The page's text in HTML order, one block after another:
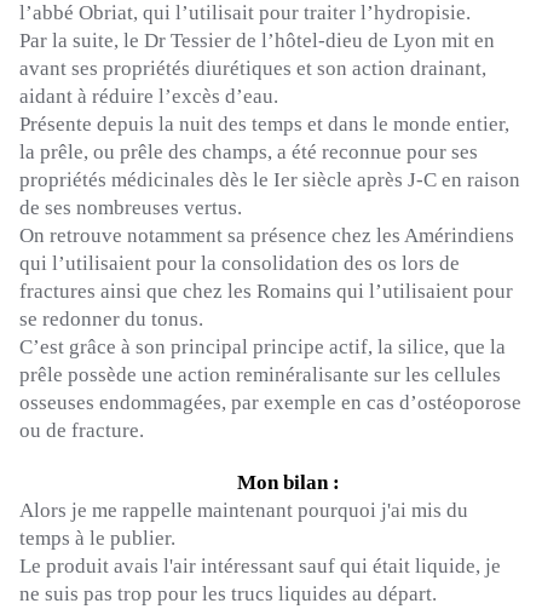
l’abbé Obriat, qui l’utilisait pour traiter l’hydropisie.
Par la suite, le Dr Tessier de l’hôtel-dieu de Lyon mit en
avant ses propriétés diurétiques et son action drainant,
aidant à réduire l’excès d’eau.
Présente depuis la nuit des temps et dans le monde entier,
la prêle, ou prêle des champs, a été reconnue pour ses
propriétés médicinales dès le Ier siècle après J-C en raison
de ses nombreuses vertus.
On retrouve notamment sa présence chez les Amérindiens
qui l’utilisaient pour la consolidation des os lors de
fractures ainsi que chez les Romains qui l’utilisaient pour
se redonner du tonus.
C’est grâce à son principal principe actif, la silice, que la
prêle possède une action reminéralisante sur les cellules
osseuses endommagées, par exemple en cas d’ostéoporose
ou de fracture.
Mon bilan :
Alors je me rappelle maintenant pourquoi j'ai mis du
temps à le publier.
Le produit avais l'air intéressant sauf qui était liquide, je
ne suis pas trop pour les trucs liquides au départ.